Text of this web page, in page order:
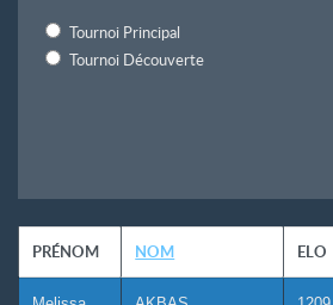
Tournoi Principal
Tournoi Découverte
PRÉNOM NOM ELO